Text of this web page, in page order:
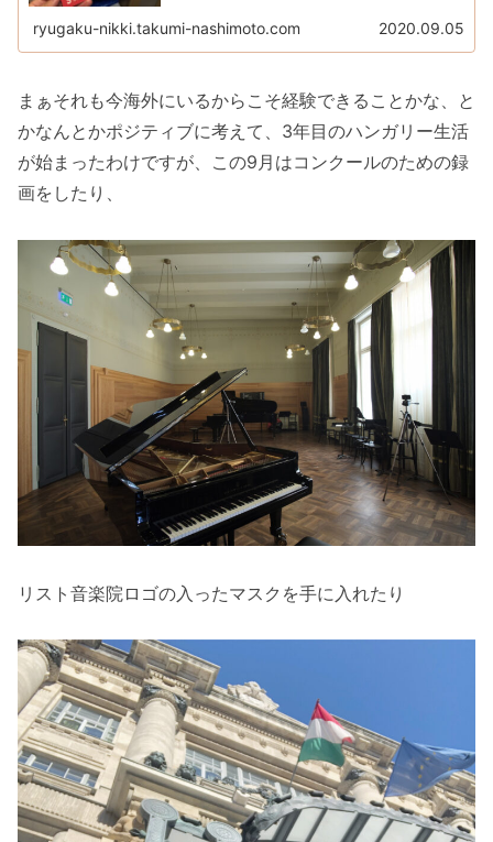
ryugaku-nikki.takumi-nashimoto.com 2020.09.05
まぁそれも今海外にいるからこそ経験できることかな、と
かなんとかポジティブに考えて、3年目のハンガリー生活
が始まったわけですが、この9月はコンクールのための録
画をしたり、
リスト音楽院ロゴの入ったマスクを手に入れたり